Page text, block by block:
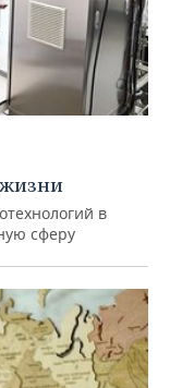
в
сферу